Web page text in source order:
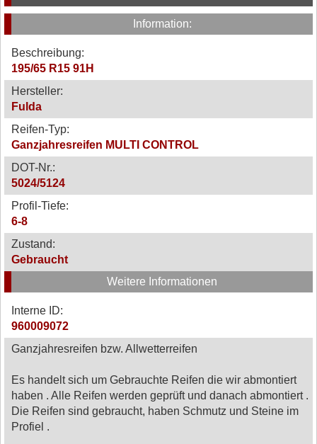
Information:
Beschreibung:
195/65 R15 91H
Hersteller:
Fulda
Reifen-Typ:
Ganzjahresreifen MULTI CONTROL
DOT-Nr.:
5024/5124
Profil-Tiefe:
6-8
Zustand:
Gebraucht
Weitere Informationen
Interne ID:
960009072
Ganzjahresreifen bzw. Allwetterreifen
Es handelt sich um Gebrauchte Reifen die wir abmontiert
haben . Alle Reifen werden geprüft und danach abmontiert .
Die Reifen sind gebraucht, haben Schmutz und Steine im
Profiel .